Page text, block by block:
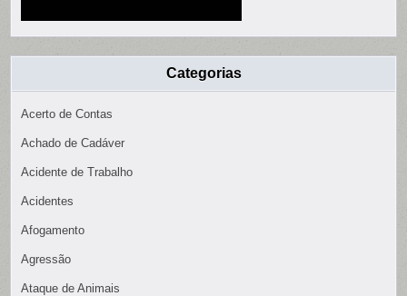
Categorias
Acerto de Contas
Achado de Cadáver
Acidente de Trabalho
Acidentes
Afogamento
Agressão
Ataque de Animais